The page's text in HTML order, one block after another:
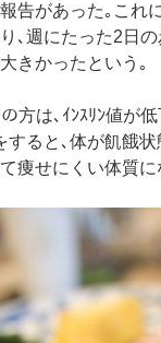
告があった｡これ
､週にたった2日
きかったという｡
方は､ｲﾝｽﾘﾝ値が
すると､体が飢餓
痩せにくい体質に